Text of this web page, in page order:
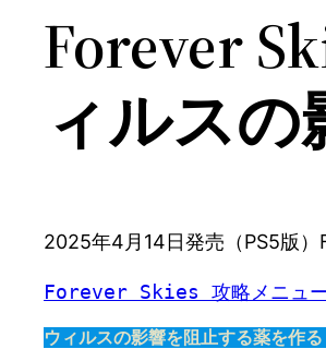
Forever
ィルス
2025年4月14日発売（PS5版
Forever Skies 攻略メニュ
ウィルスの影響を阻止する薬を作る